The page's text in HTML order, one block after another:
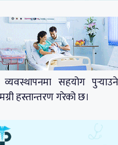
सहयोग पुर्‍याउने
हस्तान्तरण गरेको छ।